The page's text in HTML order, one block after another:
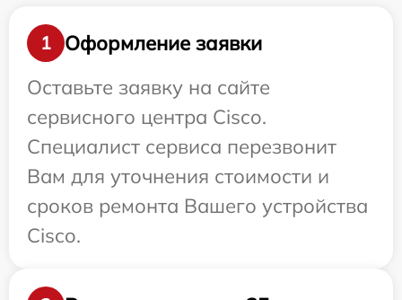
1
Оформление заявки
Оставьте заявку на сайте
сервисного центра Cisco.
Специалист сервиса перезвонит
Вам для уточнения стоимости и
сроков ремонта Вашего устройства
Cisco.